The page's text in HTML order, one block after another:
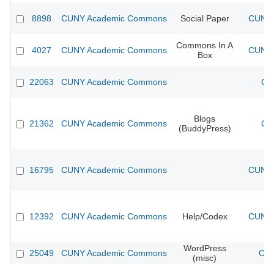
8898 CUNY Academic Commons Social Paper
4027 CUNY Academic Commons
Commons In A
Box
22063 CUNY Academic Commons
21362 CUNY Academic Commons
Blogs
(BuddyPress)
16795 CUNY Academic Commons
12392 CUNY Academic Commons Help/Codex
25049 CUNY Academic Commons
WordPress
(misc)